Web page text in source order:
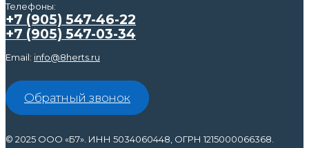
Телефоны:
+7 (905) 547-46-22
+7 (905) 547-03-34
Email: info@8herts.ru
Обратный звонок
© 2025 ООО «Б7». ИНН 5034060448, ОГРН 1215000066368.